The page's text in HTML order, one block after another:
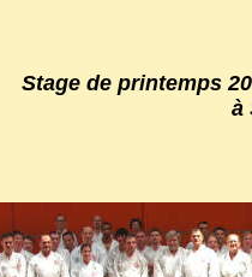
Stage de printemps
à